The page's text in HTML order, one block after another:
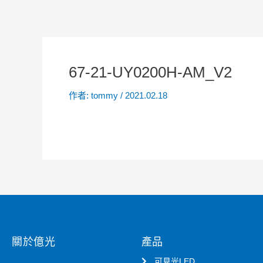
67-21-UY0200H-AM_V2
作者: tommy / 2021.02.18
關於億光 產品